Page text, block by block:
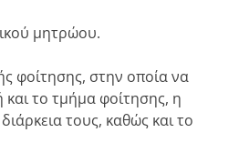
μητρώου.
φοίτησης, στην οποία να
το τμήμα φοίτησης, η
τους, καθώς και το